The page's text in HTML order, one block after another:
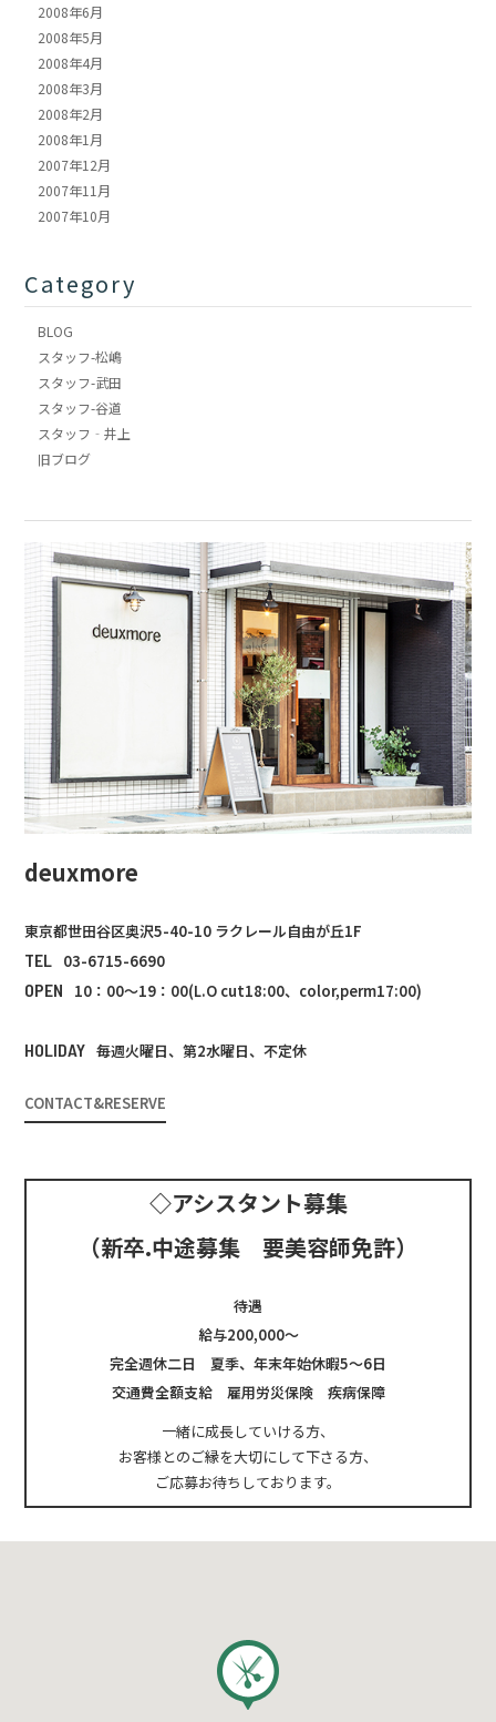
2008年6月
2008年5月
2008年4月
2008年3月
2008年2月
2008年1月
2007年12月
2007年11月
2007年10月
Category
BLOG
スタッフ-松嶋
スタッフ-武田
スタッフ-谷道
スタッフ‐井上
旧ブログ
deuxmore
東京都世田谷区奥沢5-40-10 ラクレール自由が丘1F
TEL 03-6715-6690
OPEN
10：00～19：00(L.O cut18:00、color,perm17:00)
HOLIDAY 毎週火曜日、第2水曜日、不定休
CONTACT&RESERVE
◇アシスタント募集
（新卒.中途募集 要美容師免許）
待遇
給与200,000～
完全週休二日 夏季、年末年始休暇5～6日
交通費全額支給 雇用労災保険 疾病保障
一緒に成長していける方、
お客様とのご縁を大切にして下さる方、
ご応募お待ちしております。